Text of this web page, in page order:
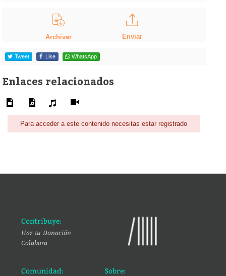
Archivar Enviar
Tweet Like WhatsApp
Enlaces relacionados
Para acceder a este contenido necesitas estar registrado
Contribuye:
Haz tu Donación
Colabora
Comunidad: Sobre: